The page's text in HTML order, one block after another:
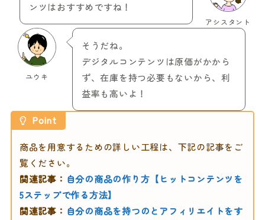
アシスタント
ンツはおすすめですね！
ユウキ
そうだね。
デジタルコンテンツは原価がかから
ず、在庫を持つ必要もないから、利
益率も高いよ！
Point
商品を用意するための詳しい工程は、下記の記事をご
覧ください。
関連記事： 自分の商品の作り方【ヒットコンテンツを
5ステップで作る方法】
関連記事： 自分の商品を持つのとアフィリエイトをす